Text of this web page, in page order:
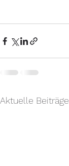
Aktuelle Beiträge